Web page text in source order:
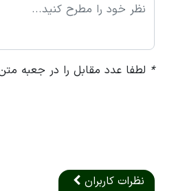
* لطفا عدد مقابل را در جعبه
نظرات کاربران